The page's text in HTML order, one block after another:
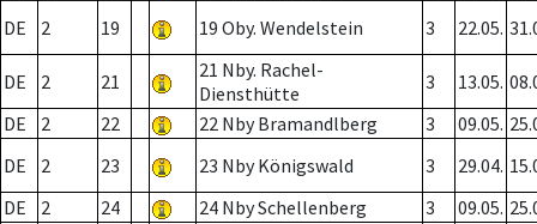
DE
2 19 19 Oby. Wendelstein 3 22.05.
DE 2 21
21 Nby. Rachel-
Diensthütte
3 13.05.
DE
2 22 22 Nby Bramandlberg 3 09.05.
DE
2 23 23 Nby Königswald 3 29.04.
DE
2 24 24 Nby Schellenberg 3 09.05.